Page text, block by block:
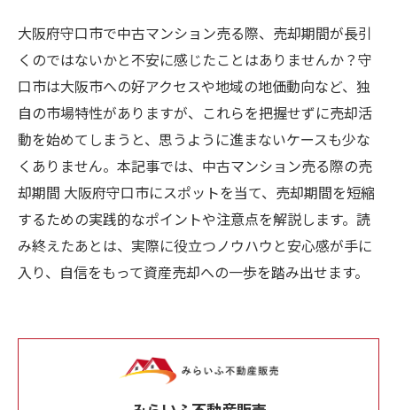
大阪府守口市で中古マンション売る際、売却期間が長引
くのではないかと不安に感じたことはありませんか？守
口市は大阪市への好アクセスや地域の地価動向など、独
自の市場特性がありますが、これらを把握せずに売却活
動を始めてしまうと、思うように進まないケースも少な
くありません。本記事では、中古マンション売る際の売
却期間 大阪府守口市にスポットを当て、売却期間を短縮
するための実践的なポイントや注意点を解説します。読
み終えたあとは、実際に役立つノウハウと安心感が手に
入り、自信をもって資産売却への一歩を踏み出せます。